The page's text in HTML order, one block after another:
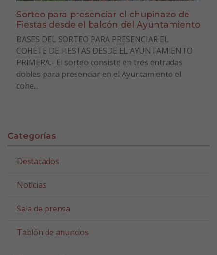
Sorteo para presenciar el chupinazo de
Fiestas desde el balcón del Ayuntamiento
BASES DEL SORTEO PARA PRESENCIAR EL
COHETE DE FIESTAS DESDE EL AYUNTAMIENTO
PRIMERA.- El sorteo consiste en tres entradas
dobles para presenciar en el Ayuntamiento el
cohe...
Categorías
Destacados
Noticias
Sala de prensa
Tablón de anuncios